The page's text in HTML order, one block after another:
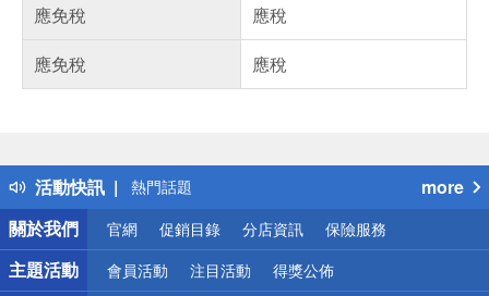
應免稅
應稅
應免稅
應稅
活動快訊
得獎公告
熱門話題
銀行優惠
偏遠地區配送
詐騙網頁！請小心！
more
關於我們
官網 促銷目錄 分店資訊 保險服務
主題活動 會員活動 注目活動 得獎公佈